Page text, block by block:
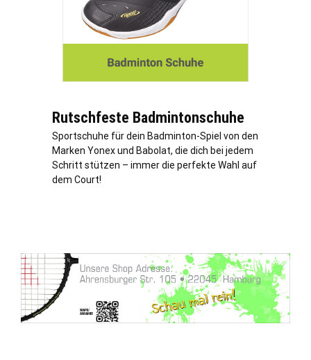
Rutschfeste Badmintonschuhe
Sportschuhe für dein Badminton-Spiel von den
Marken Yonex und Babolat, die dich bei jedem
Schritt stützen – immer die perfekte Wahl auf
dem Court!